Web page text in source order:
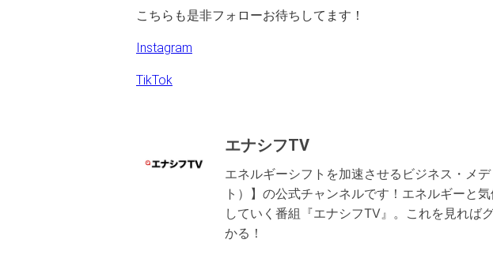
こちらも是非フォローお待ちしてます！
Instagram
TikTok
エナシフTV
エネルギーシフトを加速させるビジネス・メ
ト）】の公式チャンネルです！エネルギーと
していく番組『エナシフTV』。これを見れば
かる！